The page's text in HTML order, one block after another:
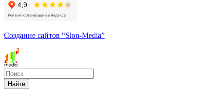
Создание сайтов “Slon-Media”
Найти